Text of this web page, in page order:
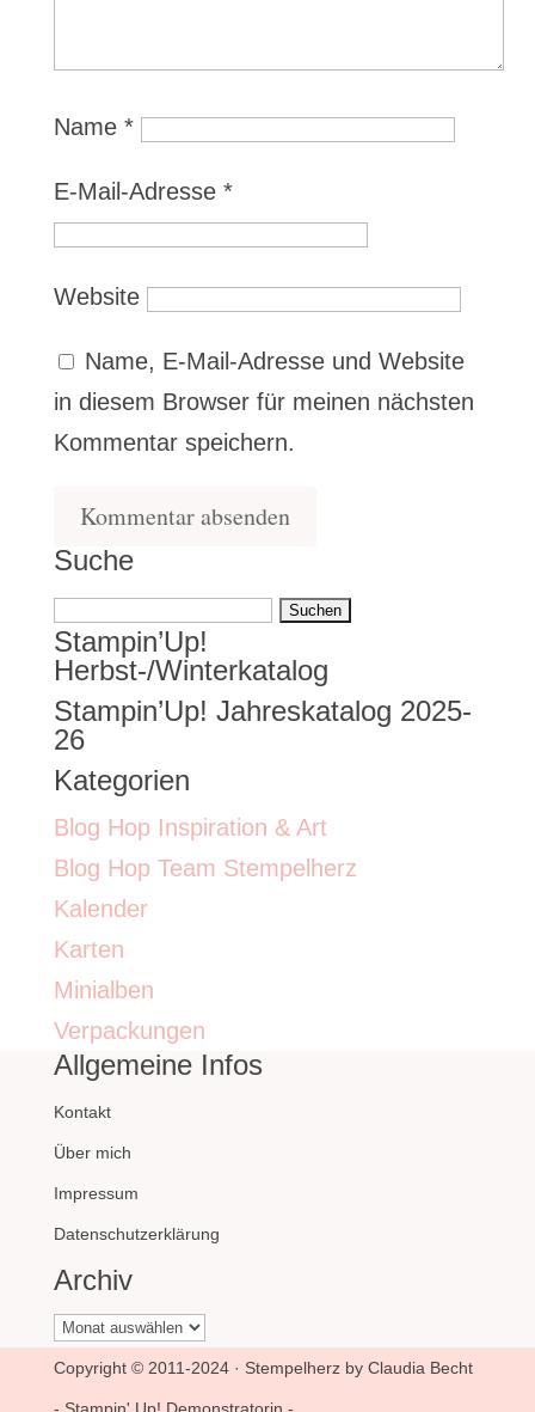
Name *
E-Mail-Adresse *
Website
Name, E-Mail-Adresse und Website
in diesem Browser für meinen nächsten
Kommentar speichern.
Suche
Suchen
nach:
Stampin’Up!
Herbst-/Winterkatalog
Stampin’Up! Jahreskatalog 2025-
26
Kategorien
Blog Hop Inspiration & Art
Blog Hop Team Stempelherz
Kalender
Karten
Minialben
Verpackungen
Allgemeine Infos
Kontakt
Über mich
Impressum
Datenschutzerklärung
Archiv
Archiv
Copyright © 2011-2024 · Stempelherz by Claudia Becht